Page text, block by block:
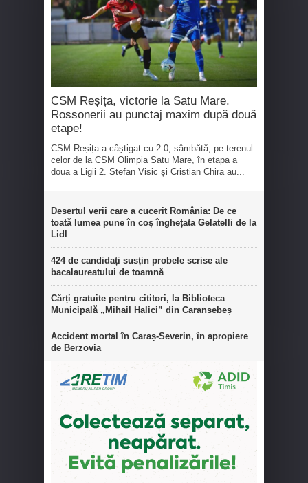
CSM Reșița, victorie la Satu Mare.
Rossonerii au punctaj maxim după două
etape!
CSM Reșița a câștigat cu 2-0, sâmbătă, pe terenul
celor de la CSM Olimpia Satu Mare, în etapa a
doua a Ligii 2. Stefan Visic și Cristian Chira au...
Desertul verii care a cucerit România: De ce
toată lumea pune în coș înghețata Gelatelli de la
Lidl
424 de candidați susțin probele scrise ale
bacalaureatului de toamnă
Cărți gratuite pentru cititori, la Biblioteca
Municipală „Mihail Halici” din Caransebeș
Accident mortal în Caraș-Severin, în apropiere
de Berzovia